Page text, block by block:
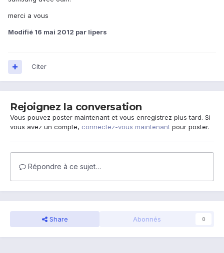
merci a vous
Modifié 16 mai 2012 par lipers
Citer
Rejoignez la conversation
Vous pouvez poster maintenant et vous enregistrez plus tard. Si
vous avez un compte, connectez-vous maintenant pour poster.
Répondre à ce sujet…
Share Abonnés 0